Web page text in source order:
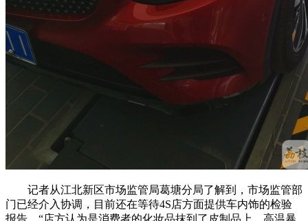
记者从江北新区市场监管局葛塘分局了解到，市场监管部
门已经介入协调，目前还在等待4S店方面提供车内饰的检验
报告。“店方认为是消费者的化妆品抹到了皮制品上，高温暴